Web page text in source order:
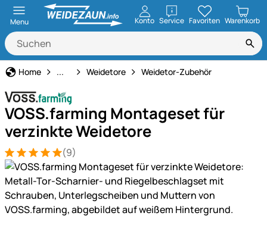
Menu Konto ServiceöffnenFavoriten Warenkorb
Home Weidezaun
... Weidetore Weidetor-Zubehör
VOSS.farming Montageset für
verzinkte Weidetore
Bewertung: 5 von 5 (9 Bewertungen)
9 Bewertungen
(9)
Produktgalerie